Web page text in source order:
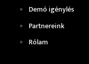
Demó igénylés
Partnereink
Rólam